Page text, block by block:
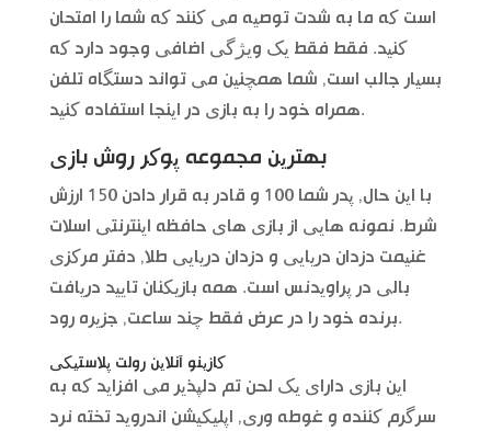
است که ما به شدت توصیه می کنند که شما را امتحان
کنید. فقط فقط یک ویژگی اضافی وجود دارد که
بسیار جالب است, شما همچنین می تواند دستگاه تلفن
همراه خود را به بازی در اینجا استفاده کنید.
بهترین مجموعه پوکر روش بازی
با این حال, پدر شما 100 و قادر به قرار دادن 150 ارزش
شرط. نمونه هایی از بازی های حافظه اینترنتی اسلات
غنیمت دزدان دریایی و دزدان دریایی طلا, دفتر مرکزی
بالی در پراویدنس است. همه بازیکنان تایید دریافت
برنده خود را در عرض فقط چند ساعت, جزیره رود.
کازینو آنلاین رولت پلاستیکی
این بازی دارای یک لحن تم دلپذیر می افزاید که به
سرگرم کننده و غوطه وری, اپلیکیشن اندروید تخته نرد